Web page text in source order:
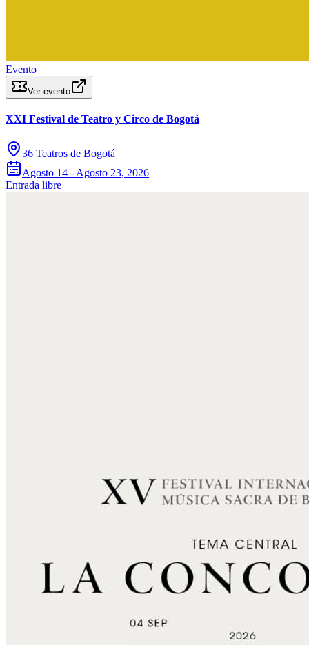
Evento
Ver evento
XXI Festival de Teatro y Circo de Bogotá
36 Teatros de Bogotá
Agosto 14 - Agosto 23, 2026
Entrada libre